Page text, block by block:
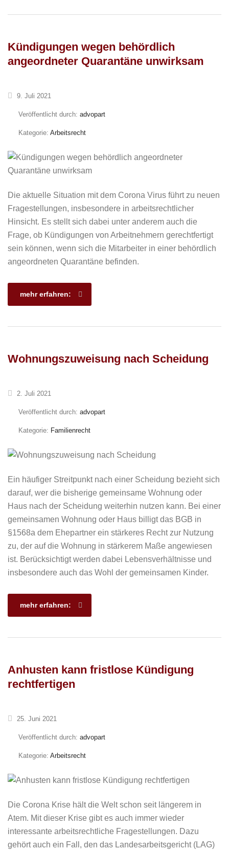
Kündigungen wegen behördlich
angeordneter Quarantäne unwirksam
9. Juli 2021
Veröffentlicht durch: advopart
Kategorie: Arbeitsrecht
Die aktuelle Situation mit dem Corona Virus führt zu neuen
Fragestellungen, insbesondere in arbeitsrechtlicher
Hinsicht. Es stellt sich dabei unter anderem auch die
Frage, ob Kündigungen von Arbeitnehmern gerechtfertigt
sein können, wenn sich die Mitarbeiter in einer behördlich
angeordneten Quarantäne befinden.
mehr erfahren:
Wohnungszuweisung nach Scheidung
2. Juli 2021
Veröffentlicht durch: advopart
Kategorie: Familienrecht
Ein häufiger Streitpunkt nach einer Scheidung bezieht sich
darauf, wer die bisherige gemeinsame Wohnung oder
Haus nach der Scheidung weiterhin nutzen kann. Bei einer
gemeinsamen Wohnung oder Haus billigt das BGB in
§1568a dem Ehepartner ein stärkeres Recht zur Nutzung
zu, der auf die Wohnung in stärkerem Maße angewiesen
ist. Berücksichtigt werden dabei Lebensverhältnisse und
insbesondere auch das Wohl der gemeinsamen Kinder.
mehr erfahren:
Anhusten kann fristlose Kündigung
rechtfertigen
25. Juni 2021
Veröffentlicht durch: advopart
Kategorie: Arbeitsrecht
Die Corona Krise hält die Welt schon seit längerem in
Atem. Mit dieser Krise gibt es auch immer wieder
interessante arbeitsrechtliche Fragestellungen. Dazu
gehört auch ein Fall, den das Landesarbeitsgericht (LAG)